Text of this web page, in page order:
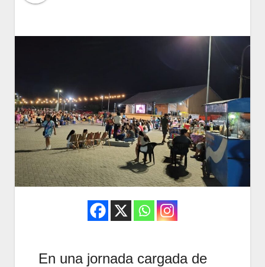
En una jornada cargada de